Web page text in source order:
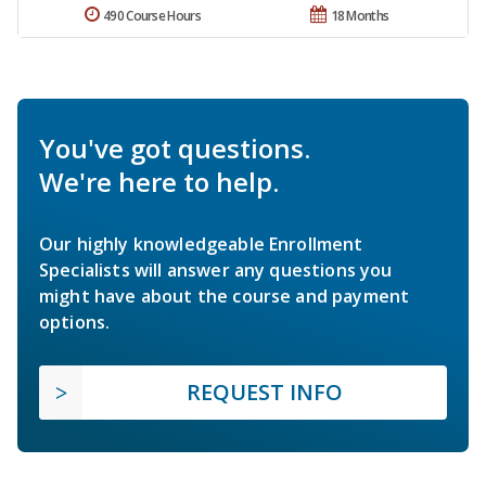
18 Months
490 Course Hours
You've got questions.
We're here to help.
Our highly knowledgeable Enrollment
Specialists will answer any questions you
might have about the course and payment
options.
REQUEST INFO